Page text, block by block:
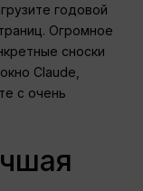
годовой
Огромное
сноски
Claude,
с очень